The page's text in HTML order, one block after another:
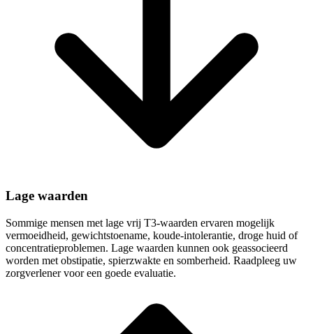
Lage waarden
Sommige mensen met lage vrij T3-waarden ervaren mogelijk
vermoeidheid, gewichtstoename, koude-intolerantie, droge huid of
concentratieproblemen. Lage waarden kunnen ook geassocieerd
worden met obstipatie, spierzwakte en somberheid. Raadpleeg uw
zorgverlener voor een goede evaluatie.